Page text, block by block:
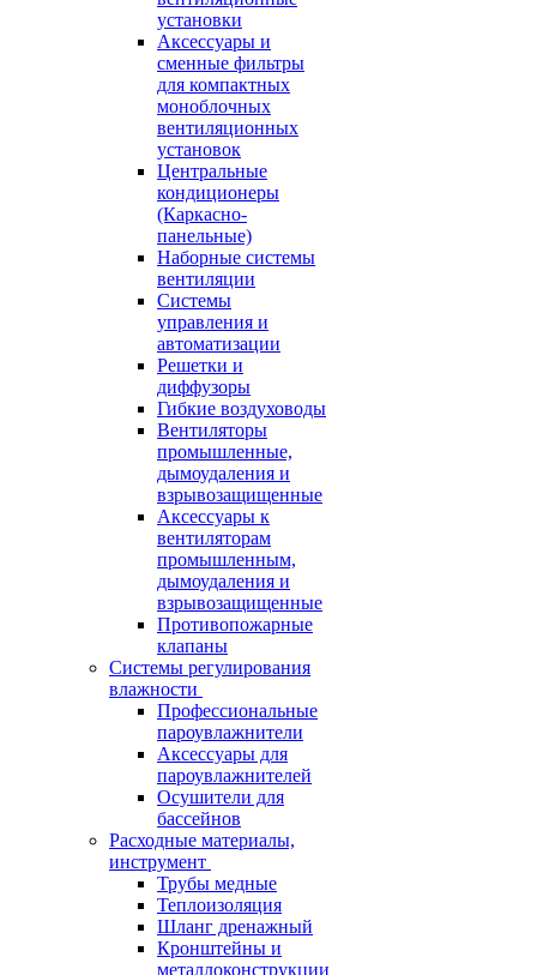
установки
Аксессуары и
сменные фильтры
для компактных
моноблочных
вентиляционных
установок
Центральные
кондиционеры
(Каркасно-
панельные)
Наборные системы
вентиляции
Системы
управления и
автоматизации
Решетки и
диффузоры
Гибкие воздуховоды
Вентиляторы
промышленные,
дымоудаления и
взрывозащищенные
Аксессуары к
вентиляторам
промышленным,
дымоудаления и
взрывозащищенные
Противопожарные
клапаны
Системы регулирования
влажности
Профессиональные
пароувлажнители
Аксессуары для
пароувлажнителей
Осушители для
бассейнов
Расходные материалы,
инструмент
Трубы медные
Теплоизоляция
Шланг дренажный
Кронштейны и
металлоконструкции